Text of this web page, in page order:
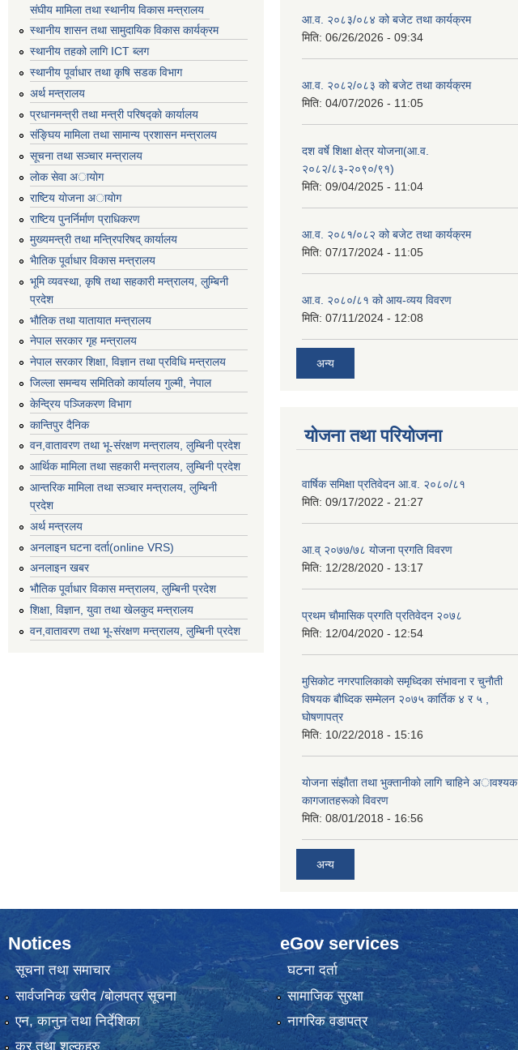
संघीय मामिला तथा स्थानीय विकास मन्त्रालय
स्थानीय शासन तथा सामुदायिक विकास कार्यक्रम
स्थानीय तहको लागि ICT ब्लग
स्थानीय पूर्वाधार तथा कृषि सडक विभाग
अर्थ मन्त्रालय
प्रधानमन्त्री तथा मन्त्री परिषद्काे कार्यालय
संङ्घिय मामिला तथा सामान्य प्रशासन मन्त्रालय
सूचना तथा सञ्चार मन्त्रालय
लाेक सेवा अायाेग
राष्टिय याेजना अायाेग
राष्टिय पुनर्निर्माण प्राधिकरण
मुख्यमन्त्री तथा मन्त्रिपरिषद् कार्यालय
भैातिक पूर्वाधार विकास मन्त्रालय
भूमि व्यवस्था, कृषि तथा सहकारी मन्त्रालय, लु्म्बिनी
प्रदेश
भाैतिक तथा यातायात मन्त्रालय
नेपाल सरकार गृह मन्त्रालय
नेपाल सरकार शिक्षा, विज्ञान तथा प्रविधि मन्त्रालय
जिल्ला समन्वय समितिको कार्यालय गुल्मी, नेपाल
केन्द्रिय पञ्जिकरण विभाग
कान्तिपुर दैनिक
वन,वातावरण तथा भू-संरक्षण मन्त्रालय, लुम्बिनी प्रदेश
आर्थिक मामिला तथा सहकारी मन्त्रालय, लुम्बिनी प्रदेश
आन्तरिक मामिला तथा सञ्चार मन्त्रालय, लुम्बिनी
प्रदेश
अर्थ मन्त्रलय
अनलाइन घटना दर्ता(online VRS)
अनलाइन खबर
भौतिक पूर्वाधार विकास मन्त्रालय, लुम्बिनी प्रदेश
शिक्षा, विज्ञान, युवा तथा खेलकुद मन्‍‍त्रालय
वन,वातावरण तथा भू-संरक्षण मन्त्रालय, लुम्बिनी प्रदेश
आ.व. २०८३/०८४ को बजेट तथा कार्यक्रम
मिति: 06/26/2026 - 09:34
आ.व. २०८२/०८३ को बजेट तथा कार्यक्रम
मिति: 04/07/2026 - 11:05
दश वर्षे शिक्षा क्षेत्र योजना(आ.व.
२०८२/८३-२०९०/९१)
मिति: 09/04/2025 - 11:04
आ.व. २०८१/०८२ को बजेट तथा कार्यक्रम
मिति: 07/17/2024 - 11:05
आ.व. २०८०/८१ को आय-व्यय विवरण
मिति: 07/11/2024 - 12:08
अन्य
योजना तथा परियोजना
वार्षिक समिक्षा प्रतिवेदन आ.व. २०८०/८१
मिति: 09/17/2022 - 21:27
आ.व् २०७७/७८ योजना प्रगति विवरण
मिति: 12/28/2020 - 13:17
प्रथम चाैमासिक प्रगति प्रतिवेदन २०७८
मिति: 12/04/2020 - 12:54
मुसिकाेट नगरपालिकाकाे समृध्दिका संभावना र चुनाैती
विषयक बाैध्दिक सम्मेलन २०७५ कार्तिक ४ र ५ ,
घाेषणापत्र
मिति: 10/22/2018 - 15:16
याेजना संझाैता तथा भुक्तानीकाे लागि चाहिने अावश्यक
कागजातहरूकाे विवरण
मिति: 08/01/2018 - 16:56
अन्य
Notices
सूचना तथा समाचार
सार्वजनिक खरीद /बोलपत्र सूचना
एन, कानुन तथा निर्देशिका
कर तथा शुल्कहरु
eGov services
घटना दर्ता
सामाजिक सुरक्षा
नागरिक वडापत्र